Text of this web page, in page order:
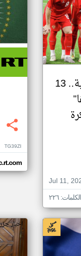
بينهم ممثلو 7 دول عربية.. 13
Jul 11,
٢٢٦
TG39ZI
اخبار